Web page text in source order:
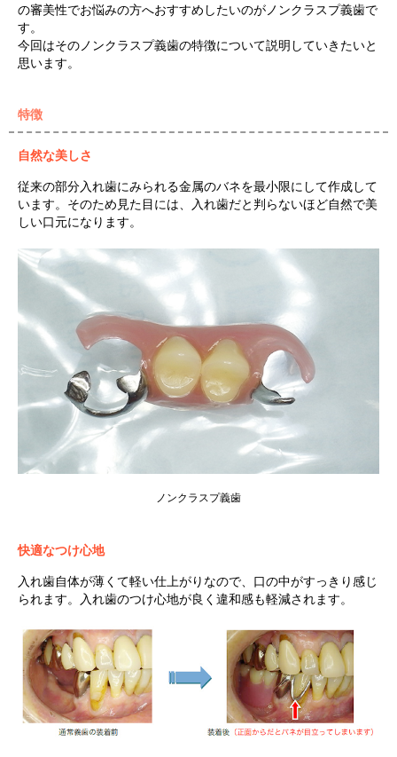
の審美性でお悩みの方へおすすめしたいのがノンクラスプ義歯で
す。
今回はそのノンクラスプ義歯の特徴について説明していきたいと
思います。
特徴
自然な美しさ
従来の部分入れ歯にみられる金属のバネを最小限にして作成して
います。そのため見た目には、入れ歯だと判らないほど自然で美
しい口元になります。
ノンクラスプ義歯
快適なつけ心地
入れ歯自体が薄くて軽い仕上がりなので、口の中がすっきり感じ
られます。入れ歯のつけ心地が良く違和感も軽減されます。